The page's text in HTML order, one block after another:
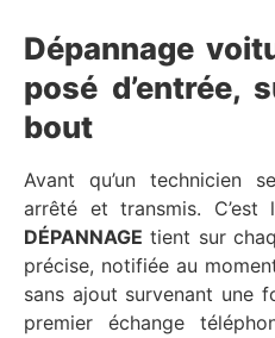
Dépannage
posé d’entrée,
bout
Avant qu’un technicien
arrêté et transmis. C’est
DÉPANNAGE tient sur
précise, notifiée au
sans ajout survenant une
premier échange